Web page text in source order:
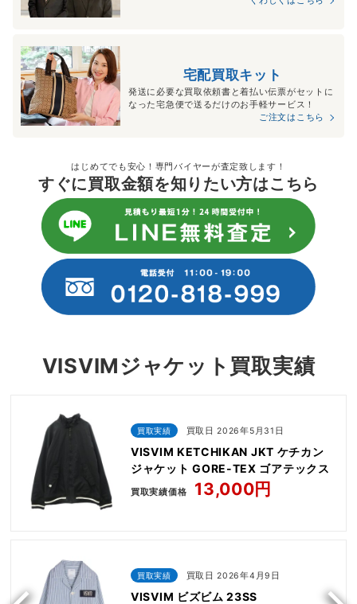
宅配買取キット
発送に必要な買取依頼書と着払い伝票がセットに
なった宅急便で送るだけのお手軽サービス！
ご注文はこちら
はじめてでも安心！専門バイヤーが査定致します！
すぐに買取金額を知りたい方はこちら
VISVIMジャケット買取実績
買取実績 買取日 2026年5月31日
VISVIM KETCHIKAN JKT ケチカン
ジャケット GORE-TEX ゴアテックス
買取実績価格 13,000円
買取実績 買取日 2026年4月9日
VISVIM ビズビム 23SS